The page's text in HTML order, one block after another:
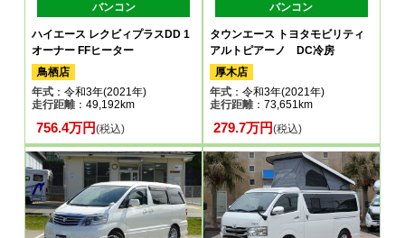
バンコン
ハイエース レクビィプラスDD 1
オーナー FFヒーター
鳥栖店
年式 ：令和3年(2021年)
走行距離：49,192km
756.4万円(税込)
バンコン
タウンエース トヨタモビリティ
アルトピアーノ DC冷房
厚木店
年式：令和3年(2021年)
走行距離：73,651km
279.7万円(税込)